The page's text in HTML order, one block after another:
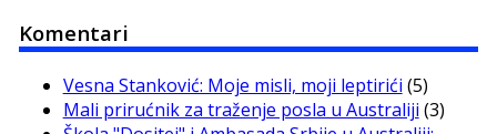
Komentari
Vesna Stanković: Moje misli, moji leptirići (5)
Mali prirućnik za traženje posla u Australiji (3)